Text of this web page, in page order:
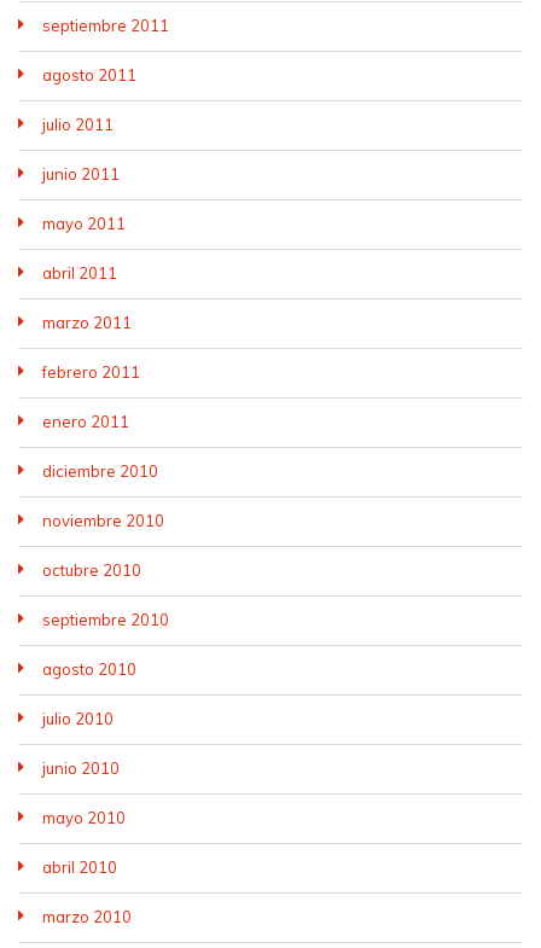
septiembre 2011
agosto 2011
julio 2011
junio 2011
mayo 2011
abril 2011
marzo 2011
febrero 2011
enero 2011
diciembre 2010
noviembre 2010
octubre 2010
septiembre 2010
agosto 2010
julio 2010
junio 2010
mayo 2010
abril 2010
marzo 2010